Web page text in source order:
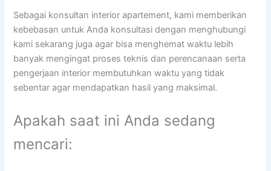
Sebagai konsultan interior apartement, kami memberikan
kebebasan untuk Anda konsultasi dengan menghubungi
kami sekarang juga agar bisa menghemat waktu lebih
banyak mengingat proses teknis dan perencanaan serta
pengerjaan interior membutuhkan waktu yang tidak
sebentar agar mendapatkan hasil yang maksimal.
Apakah saat ini Anda sedang
mencari: